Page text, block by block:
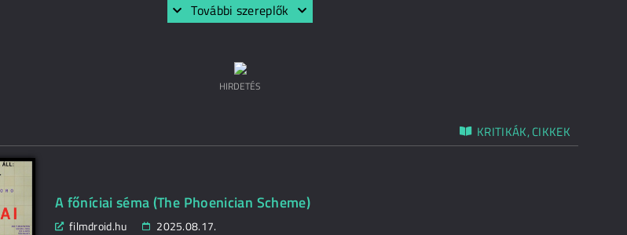
További szereplők
HIRDETÉS
KRITIKÁK, CIKKEK
A főníciai séma (The Phoenician Scheme)
filmdroid.hu 2025.08.17.